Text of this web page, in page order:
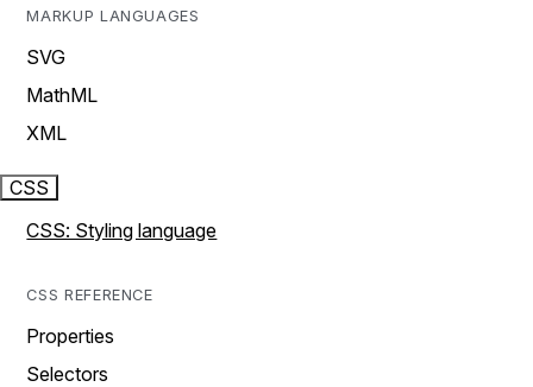
MARKUP LANGUAGES
SVG
MathML
XML
CSS
CSS: Styling language
CSS REFERENCE
Properties
Selectors